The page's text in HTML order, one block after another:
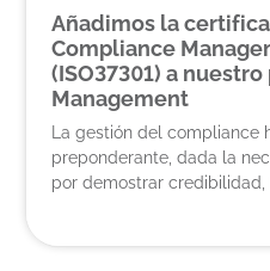
Añadimos la
Compliance
(ISO37301) a
Management
La gestión del compliance
preponderante, dada la
por demostrar credibilidad,